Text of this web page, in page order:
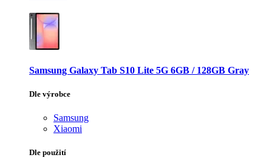
Samsung Galaxy Tab S10 Lite 5G 6GB / 128GB Gray
Dle výrobce
Samsung
Xiaomi
Dle použití